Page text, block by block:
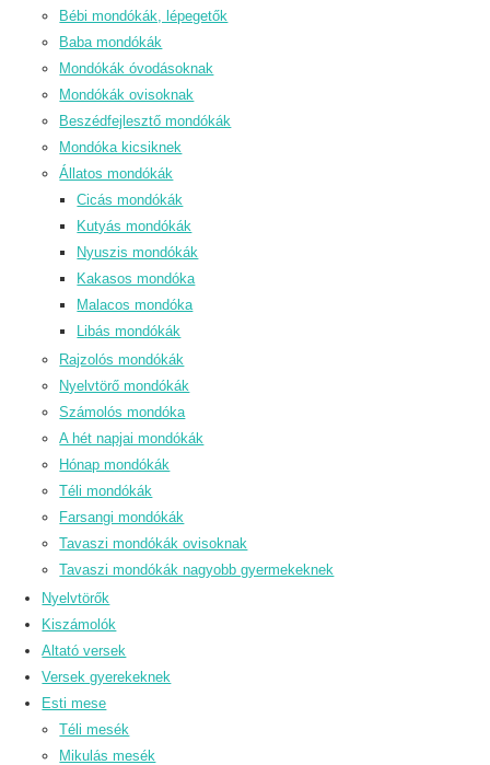
Bébi mondókák, lépegetők
Baba mondókák
Mondókák óvodásoknak
Mondókák ovisoknak
Beszédfejlesztő mondókák
Mondóka kicsiknek
Állatos mondókák
Cicás mondókák
Kutyás mondókák
Nyuszis mondókák
Kakasos mondóka
Malacos mondóka
Libás mondókák
Rajzolós mondókák
Nyelvtörő mondókák
Számolós mondóka
A hét napjai mondókák
Hónap mondókák
Téli mondókák
Farsangi mondókák
Tavaszi mondókák ovisoknak
Tavaszi mondókák nagyobb gyermekeknek
Nyelvtörők
Kiszámolók
Altató versek
Versek gyerekeknek
Esti mese
Téli mesék
Mikulás mesék